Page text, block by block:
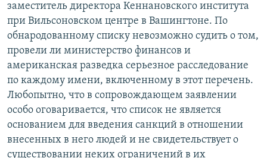
заместитель директора Кеннановского института
при Вильсоновском центре в Вашингтоне. По
обнародованному списку невозможно судить о том,
провели ли министерство финансов и
американская разведка серьезное расследование
по каждому имени, включенному в этот перечень.
Любопытно, что в сопровождающем заявлении
особо оговаривается, что список не является
основанием для введения санкций в отношении
внесенных в него людей и не свидетельствует о
существовании неких ограничений в их